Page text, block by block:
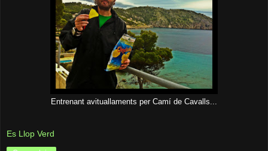
Entrenant avituallaments per Camí de Cavalls...
Es Llop Verd